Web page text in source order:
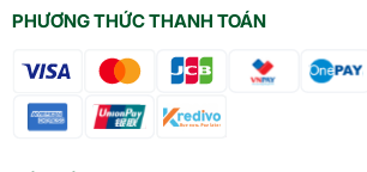
PHƯƠNG THỨC THANH TOÁN